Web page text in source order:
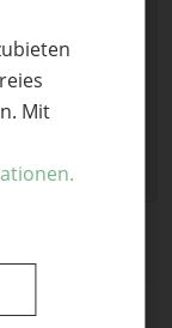
Erste und teile
Mit